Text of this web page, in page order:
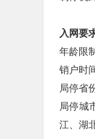
入网要
年龄限
销户时
局停省
局停城
江、湖